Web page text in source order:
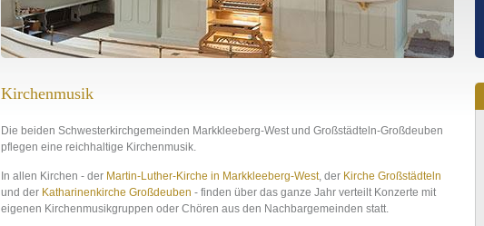
Kirchenmusik
Die beiden Schwesterkirchgemeinden Markkleeberg-West und Großstädteln-Großdeuben
pflegen eine reichhaltige Kirchenmusik.
In allen Kirchen - der Martin-Luther-Kirche in Markkleeberg-West, der Kirche Großstädteln
und der Katharinenkirche Großdeuben - finden über das ganze Jahr verteilt Konzerte mit
eigenen Kirchenmusikgruppen oder Chören aus den Nachbargemeinden statt.